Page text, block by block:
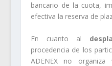
bancario de la cuota,
efectiva la reserva de
En cuanto al
procedencia de los
ADENEX no